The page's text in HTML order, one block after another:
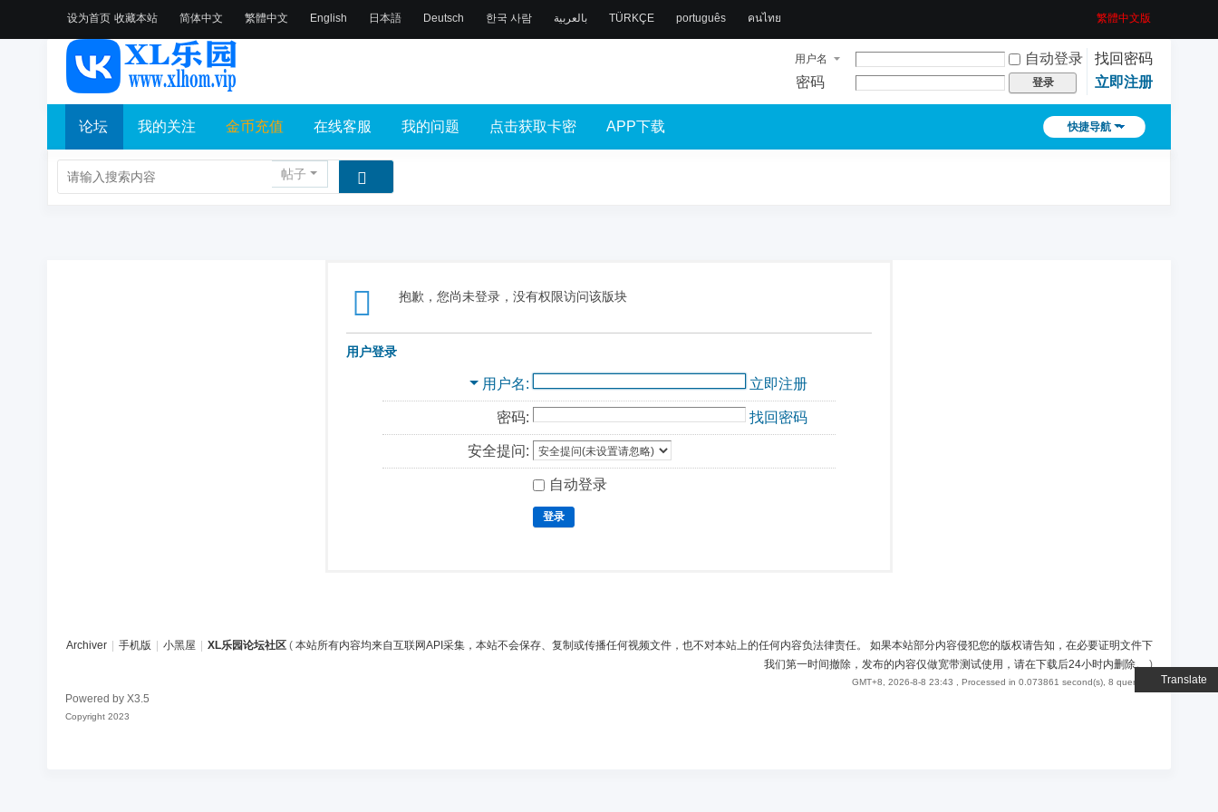
设为首页 收藏本站
Translate
简体中文 繁體中文 English 日本語 Deutsch 한국 사람 بالعربية TÜRKÇE português คนไทย 繁體中文版
用户名 自动登录
找回密码
密码
登录 立即注册
快捷导航
论坛 我的关注 金币充值 在线客服 我的问题 点击获取卡密 APP下载
帖子
抱歉，您尚未登录，没有权限访问该版块
用户登录
用户名 立即注册
密码: 找回密码
安全提问:
自动登录
登录
Archiver 手机版 小黑屋 XL乐园论坛社区 ( 本站所有内容均来自互联网API采集，本站不会保存、复制或传播任何视频文件，也不对本站上的任何内容负法律责任。 如果本站部分内容侵犯您的版权请告知，在必要证明文件下
我们第一时间撤除，发布的内容仅做宽带测试使用，请在下载后24小时内删除。)
GMT+8, 2026-8-8 23:43 , Processed in 0.073861 second(s), 8 queries .
Powered by X3.5
Copyright 2023